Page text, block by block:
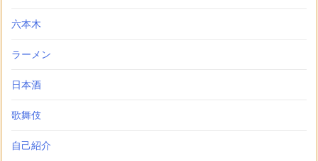
六本木
ラーメン
日本酒
歌舞伎
自己紹介